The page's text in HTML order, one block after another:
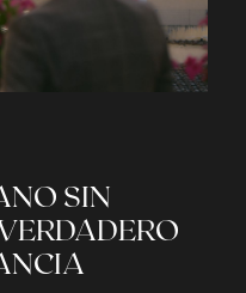
SIN